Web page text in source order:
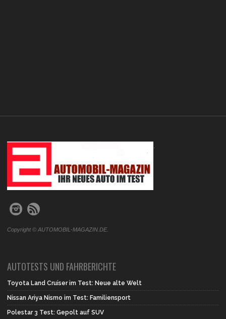
Copyright © AUTOMOBIL-MAGAZIN.DE.
AUTOTESTS UND FAHRBERICHTE
Toyota Land Cruiser im Test: Neue alte Welt
Nissan Ariya Nismo im Test: Familiensport
Polestar 3 Test: Gepolt auf SUV